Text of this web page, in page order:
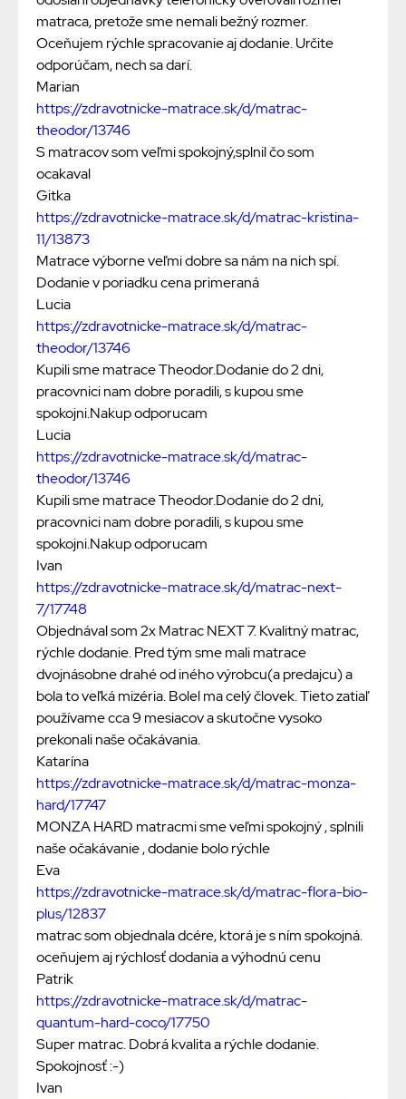
matraca, pretože sme nemali bežný rozmer.
Oceňujem rýchle spracovanie aj dodanie. Určite
odporúčam, nech sa darí.
Marian
https://zdravotnicke-matrace.sk/d/matrac-
theodor/13746
S matracov som veľmi spokojný,splnil čo som
ocakaval
Gitka
https://zdravotnicke-matrace.sk/d/matrac-kristina-
11/13873
Matrace výborne veľmi dobre sa nám na nich spí.
Dodanie v poriadku cena primeraná
Lucia
https://zdravotnicke-matrace.sk/d/matrac-
theodor/13746
Kupili sme matrace Theodor.Dodanie do 2 dni,
pracovnici nam dobre poradili, s kupou sme
spokojni.Nakup odporucam
Lucia
https://zdravotnicke-matrace.sk/d/matrac-
theodor/13746
Kupili sme matrace Theodor.Dodanie do 2 dni,
pracovnici nam dobre poradili, s kupou sme
spokojni.Nakup odporucam
Ivan
https://zdravotnicke-matrace.sk/d/matrac-next-
7/17748
Objednával som 2x Matrac NEXT 7. Kvalitný matrac,
rýchle dodanie. Pred tým sme mali matrace
dvojnásobne drahé od iného výrobcu(a predajcu) a
bola to veľká mizéria. Bolel ma celý človek. Tieto zatiaľ
používame cca 9 mesiacov a skutočne vysoko
prekonali naše očakávania.
Katarína
https://zdravotnicke-matrace.sk/d/matrac-monza-
hard/17747
MONZA HARD matracmi sme veľmi spokojný , splnili
naše očakávanie , dodanie bolo rýchle
Eva
https://zdravotnicke-matrace.sk/d/matrac-flora-bio-
plus/12837
matrac som objednala dcére, ktorá je s ním spokojná.
oceňujem aj rýchlosť dodania a výhodnú cenu
Patrik
https://zdravotnicke-matrace.sk/d/matrac-
quantum-hard-coco/17750
Super matrac. Dobrá kvalita a rýchle dodanie.
Spokojnosť :-)
Ivan